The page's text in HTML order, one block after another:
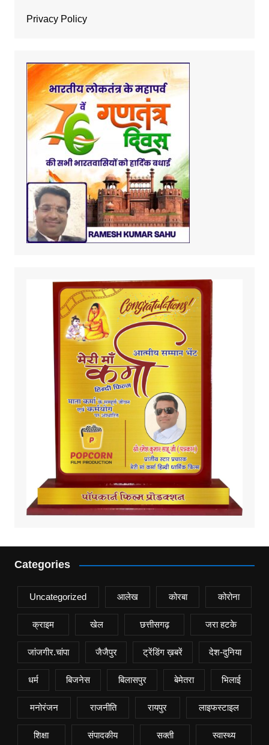
Privacy Policy
Categories
Uncategorized आलेख कोरबा कोरोना
क्राइम खेल छत्तीसगढ़ जरा हटके
जांजगीर.चांपा जैजैपुर ट्रेंडिंग ख़बरें देश-दुनिया
धर्म बिजनेस बिलासपुर बेमेतरा भिलाई
मनोरंजन राजनीति रायपुर लाइफस्टाइल
शिक्षा संपादकीय सक्ती स्वास्थ्य